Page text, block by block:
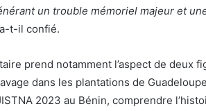
un trouble mémoriel majeur et
t-il confié.
prend notamment l’aspect de deux
dans les plantations de
2023 au Bénin, comprendre